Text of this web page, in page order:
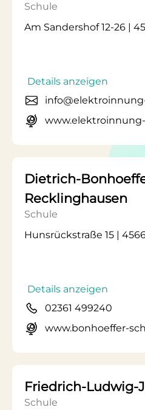
Schule
Am Sandershof 12-26 |
Details anzeigen
Dietrich-
Recklinghausen
Schule
Hunsrückstraße 15 |
Details anzeigen
02361 499240
www.bonhoeffer-
Friedrich-Ludwig-
Schule